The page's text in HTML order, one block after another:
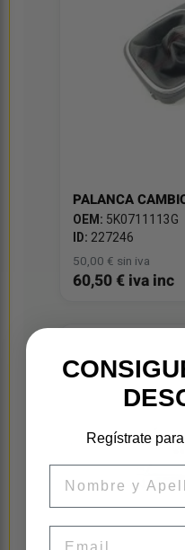
PALANCA
OEM: 5K0711113G
ID: 227246
50,00 € sin iva
60,50 € iva inc
Regístrate